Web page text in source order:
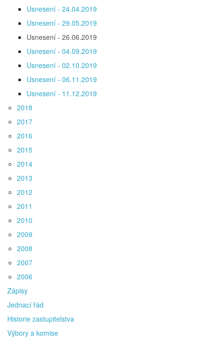
Usnesení - 24.04.2019
Usnesení - 29.05.2019
Usnesení - 26.06.2019
Usnesení - 04.09.2019
Usnesení - 02.10.2019
Usnesení - 06.11.2019
Usnesení - 11.12.2019
2018
2017
2016
2015
2014
2013
2012
2011
2010
2009
2008
2007
2006
Zápisy
Jednací řád
Historie zastupitelstva
Výbory a komise